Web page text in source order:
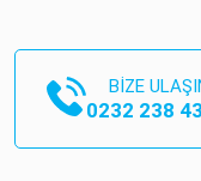
BİZE
0232 238